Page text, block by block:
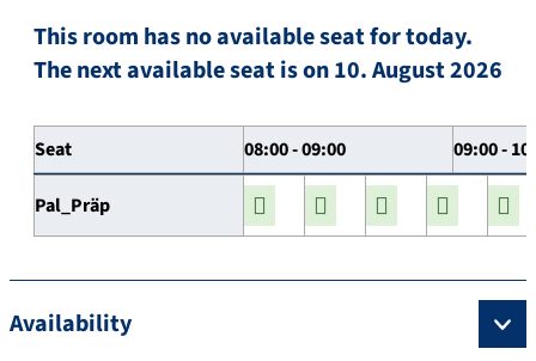
This room has no available seat for today.
The next available seat is on 10. August 2026
Seat 08:00 - 09:00 09:00 -
Pal_Präp
Availability